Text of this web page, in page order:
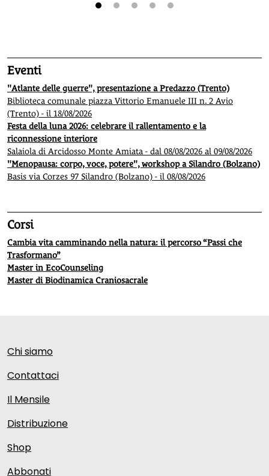
Eventi
"Atlante delle guerre", presentazione a Predazzo (Trento)
Biblioteca comunale piazza Vittorio Emanuele III n. 2 Avio
(Trento) - il 18/08/2026
Festa della luna 2026: celebrare il rallentamento e la
riconnessione interiore
Salaiola di Arcidosso Monte Amiata - dal 08/08/2026 al 09/08/2026
"Menopausa: corpo, voce, potere", workshop a Silandro (Bolzano)
Basis via Corzes 97 Silandro (Bolzano) - il 08/08/2026
Corsi
Cambia vita camminando nella natura: il percorso “Passi che
Trasformano”
Master in EcoCounseling
Master di Biodinamica Craniosacrale
Chi siamo
Contattaci
Il Mensile
Distribuzione
Shop
Abbonati